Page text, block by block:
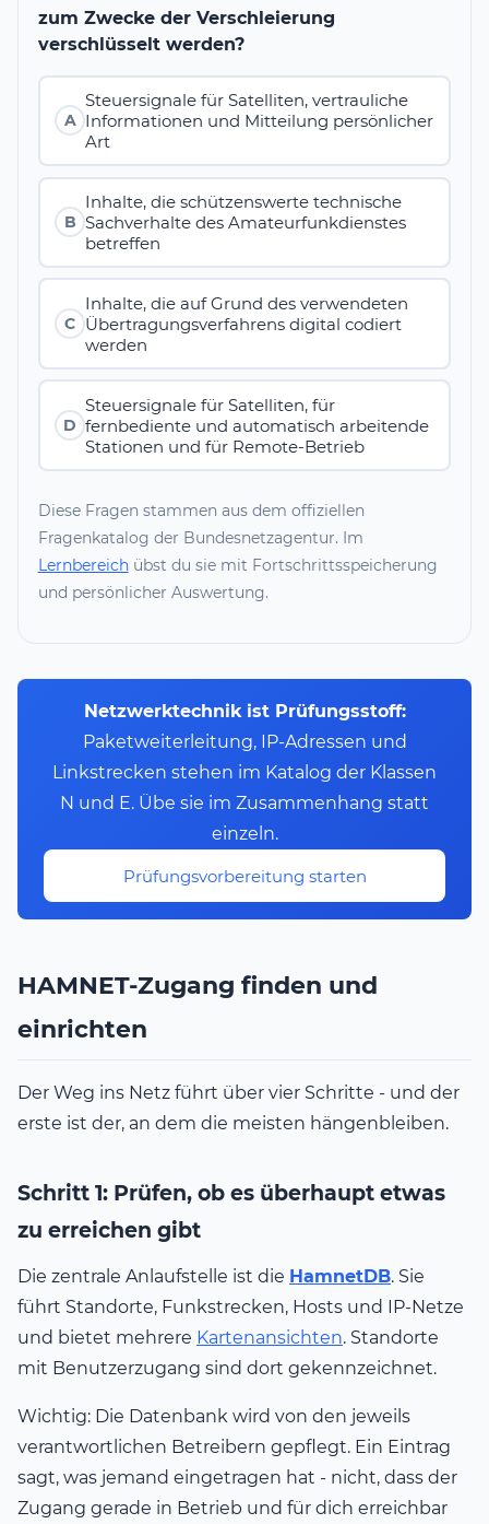
zum Zwecke der Verschleierung
verschlüsselt werden?
A
Steuersignale für Satelliten, vertrauliche
Informationen und Mitteilung persönlicher
Art
B
Inhalte, die schützenswerte technische
Sachverhalte des Amateurfunkdienstes
betreffen
C
Inhalte, die auf Grund des verwendeten
Übertragungsverfahrens digital codiert
werden
D
Steuersignale für Satelliten, für
fernbediente und automatisch arbeitende
Stationen und für Remote-Betrieb
Diese Fragen stammen aus dem offiziellen
Fragenkatalog der Bundesnetzagentur. Im
Lernbereichübst du sie mit Fortschrittsspeicherung
und persönlicher Auswertung.
Netzwerktechnik ist Prüfungsstoff:
Paketweiterleitung, IP-Adressen und
Linkstrecken stehen im Katalog der Klassen
N und E. Übe sie im Zusammenhang statt
einzeln.
Prüfungsvorbereitung starten
HAMNET-Zugang finden und
einrichten
Der Weg ins Netz führt über vier Schritte - und der
erste ist der, an dem die meisten hängenbleiben.
Schritt 1: Prüfen, ob es überhaupt etwas
zu erreichen gibt
Die zentrale Anlaufstelle ist die HamnetDB. Sie
führt Standorte, Funkstrecken, Hosts und IP-Netze
und bietet mehrere Kartenansichten. Standorte
mit Benutzerzugang sind dort gekennzeichnet.
Wichtig: Die Datenbank wird von den jeweils
verantwortlichen Betreibern gepflegt. Ein Eintrag
sagt, was jemand eingetragen hat - nicht, dass der
Zugang gerade in Betrieb und für dich erreichbar